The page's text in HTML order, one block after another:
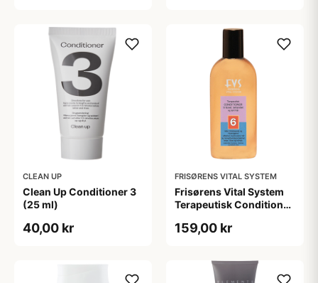
CLEAN UP
Clean Up Conditioner 3
(25 ml)
40,00 kr
FRISØRENS VITAL SYSTEM
Frisørens Vital System
Terapeutisk Conditioner
159,00 kr